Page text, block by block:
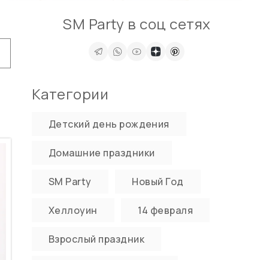
SM Party в соц сетях
Категории
Детский день рождения
Домашние праздники
SM Party Новый Год
Хеллоуин 14 февраля
Взрослый праздник